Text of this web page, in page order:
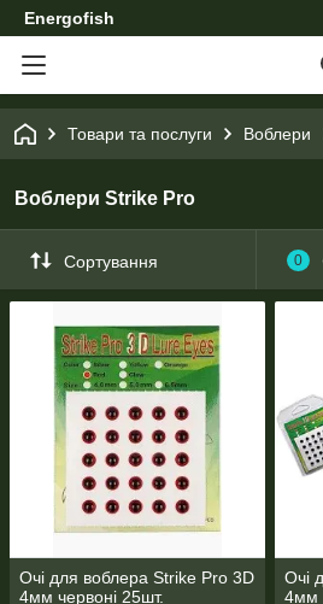
Energofish
Товари та послуги Воблери
Воблери Strike Pro
Сортування 0
Очі для воблера Strike Pro 3D
4мм червоні 25шт.
Очі
4мм